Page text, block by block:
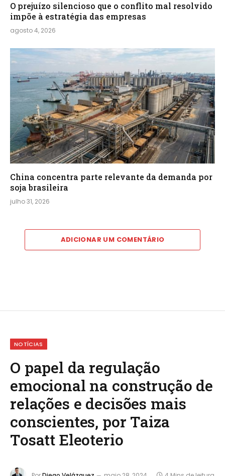
O prejuízo silencioso que o conflito mal resolvido
impõe à estratégia das empresas
agosto 4, 2026
China concentra parte relevante da demanda por
soja brasileira
julho 31, 2026
ADICIONAR UM COMENTÁRIO
NOTÍCIAS
O papel da regulação
emocional na construção de
relações e decisões mais
conscientes, por Taiza
Tosatt Eleoterio